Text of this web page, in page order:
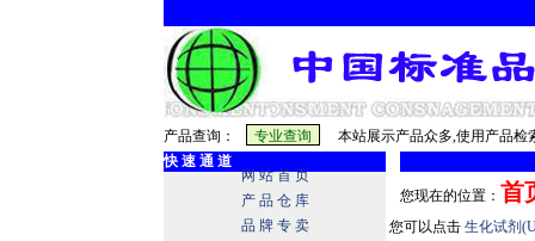
产品查询：
本站展示产品众多,使用产品检
快 速 通 道
网 站 首 页
产 品 仓 库
品 牌 专 卖
您现在的位置： 首
您可以点击 生化试剂